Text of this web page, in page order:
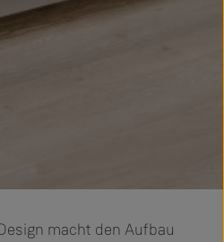
macht den Aufbau